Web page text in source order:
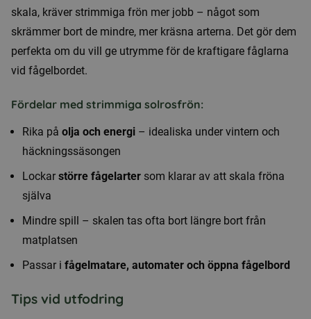
skala, kräver strimmiga frön mer jobb – något som
skrämmer bort de mindre, mer kräsna arterna. Det gör dem
perfekta om du vill ge utrymme för de kraftigare fåglarna
vid fågelbordet.
Fördelar med strimmiga solrosfrön:
Rika på olja och energi – idealiska under vintern och
häckningssäsongen
Lockar större fågelarter som klarar av att skala fröna
själva
Mindre spill – skalen tas ofta bort längre bort från
matplatsen
Passar i fågelmatare, automater och öppna fågelbord
Tips vid utfodring